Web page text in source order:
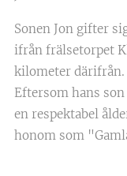
Sonen Jon gifter
ifrån frälsetorpet
kilometer därifrån.
Eftersom hans
en respektabel
honom som